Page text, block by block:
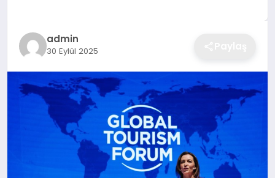
admin
30 Eylül 2025